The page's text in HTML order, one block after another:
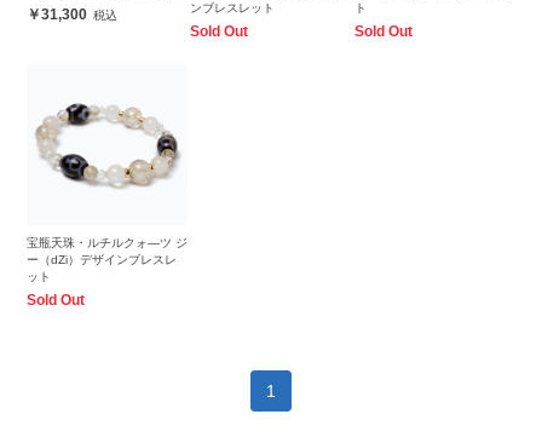
31,300
ンブレスレット
Sold Out
ト
Sold Out
宝瓶天珠・ルチルクォ―ツ ジ
ー（dZi）デザインブレスレ
ット
Sold Out
1